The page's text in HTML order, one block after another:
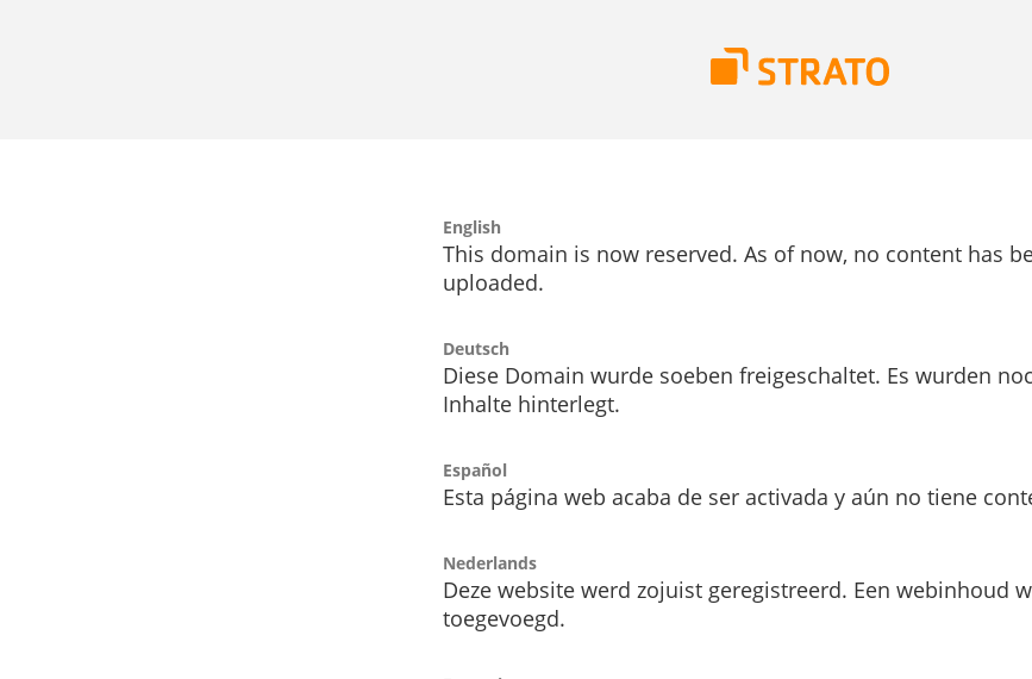
English
This domain is now reserved. As of now, no content has
uploaded.
Deutsch
Diese Domain wurde soeben freigeschaltet. Es wurden
Inhalte hinterlegt.
Español
Esta página web acaba de ser activada y aún no tiene
Nederlands
Deze website werd zojuist geregistreerd. Een webinhoud
toegevoegd.